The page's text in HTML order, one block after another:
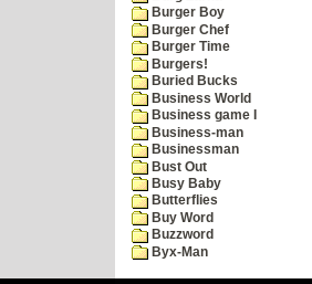
Burger Boy
Burger Chef
Burger Time
Burgers!
Buried Bucks
Business World
Business game I
Business-man
Businessman
Bust Out
Busy Baby
Butterflies
Buy Word
Buzzword
Byx-Man